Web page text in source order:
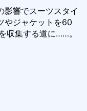
影響でスーツスタイ
やジャケットを60
収集する道に……。